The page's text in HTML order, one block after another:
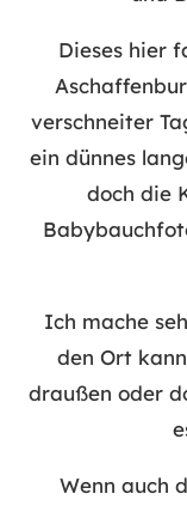
Dieses hier
verschneiter
ein dünnes
doch die
Ich mache
den Ort
draußen oder
Wenn auch